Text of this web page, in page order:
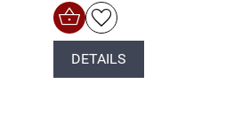
DETAILS